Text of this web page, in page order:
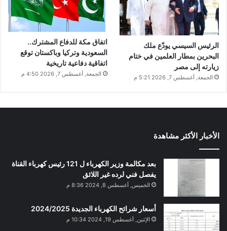
الرئيس السيسي يودّع ملك
البحرين بمطار العلمين في ختام
زيارته إلى مصر
الجمعة, أغسطس 7, 2026 5:21 م
اتفاق مكة للدفاع المشترك..
السعودية وتركيا وباكستان توقع
اتفاقية دفاعية تاريخية
الجمعة, أغسطس 7, 2026 4:50 م
الأخبار الأكثر مشاهدة
بعد مكالمة وزير الكهرباء ل 121 رئيس كهرباء القناة
يفصل فني لرده غير اللائق
الخميس, أغسطس 8, 2024 8:36 م
أسعار شرائح الكهرباء الجديدة 2024/2025
الإثنين, أغسطس 19, 2024 10:34 م